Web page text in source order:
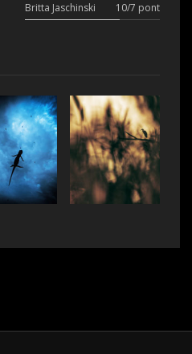
Britta Jaschinski
10/7 pont